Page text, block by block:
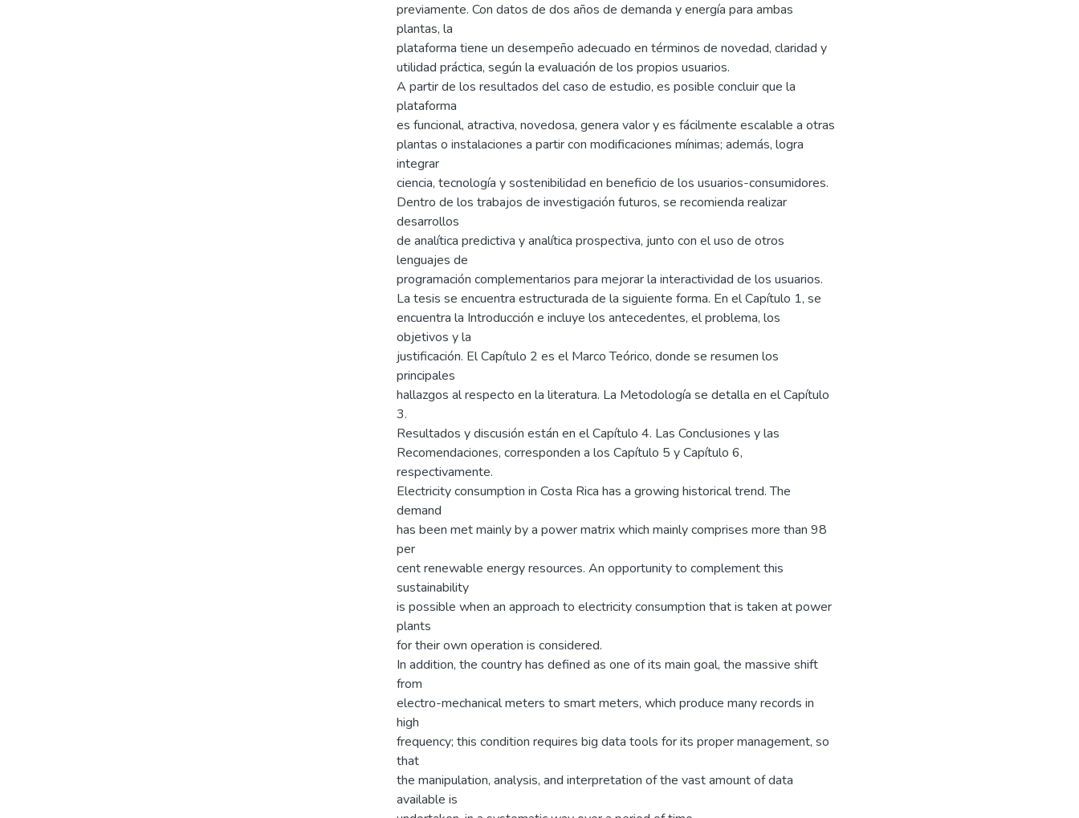
previamente. Con datos de dos años de demanda y energía para ambas
plantas, la
plataforma tiene un desempeño adecuado en términos de novedad, claridad y
utilidad práctica, según la evaluación de los propios usuarios.
A partir de los resultados del caso de estudio, es posible concluir que la
plataforma
es funcional, atractiva, novedosa, genera valor y es fácilmente escalable a otras
plantas o instalaciones a partir con modificaciones mínimas; además, logra
integrar
ciencia, tecnología y sostenibilidad en beneficio de los usuarios-consumidores.
Dentro de los trabajos de investigación futuros, se recomienda realizar
desarrollos
de analítica predictiva y analítica prospectiva, junto con el uso de otros
lenguajes de
programación complementarios para mejorar la interactividad de los usuarios.
La tesis se encuentra estructurada de la siguiente forma. En el Capítulo 1, se
encuentra la Introducción e incluye los antecedentes, el problema, los
objetivos y la
justificación. El Capítulo 2 es el Marco Teórico, donde se resumen los
principales
hallazgos al respecto en la literatura. La Metodología se detalla en el Capítulo
3.
Resultados y discusión están en el Capítulo 4. Las Conclusiones y las
Recomendaciones, corresponden a los Capítulo 5 y Capítulo 6,
respectivamente.
Electricity consumption in Costa Rica has a growing historical trend. The
demand
has been met mainly by a power matrix which mainly comprises more than 98
per
cent renewable energy resources. An opportunity to complement this
sustainability
is possible when an approach to electricity consumption that is taken at power
plants
for their own operation is considered.
In addition, the country has defined as one of its main goal, the massive shift
from
electro-mechanical meters to smart meters, which produce many records in
high
frequency; this condition requires big data tools for its proper management, so
that
the manipulation, analysis, and interpretation of the vast amount of data
available is